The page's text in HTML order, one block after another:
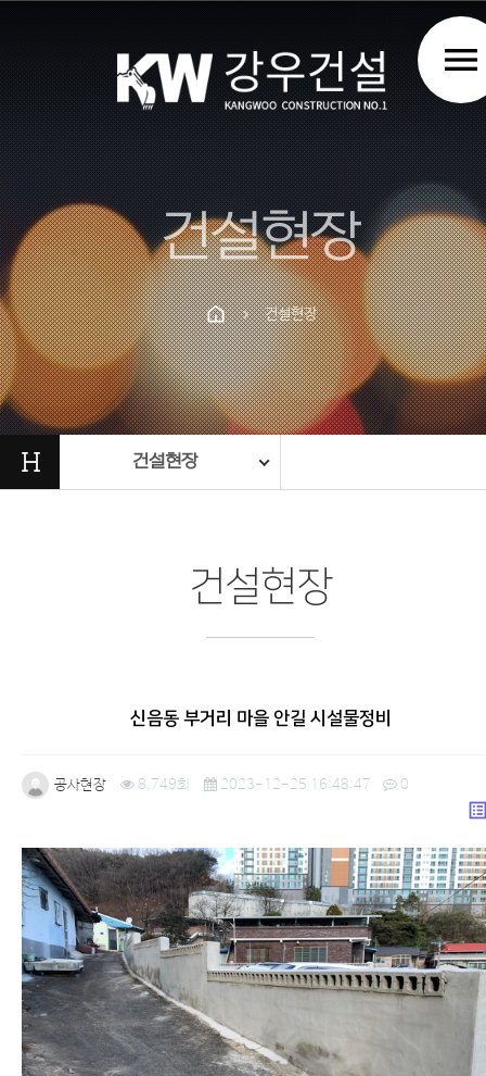
PrevNext
menu
건설현장
chevron_right 건설현장
H 건설현장
건설현장
신음동 부거리 마을 안길 시설물정비
공사현장 8,749회 2023-12-25 16:48:47 0
본문